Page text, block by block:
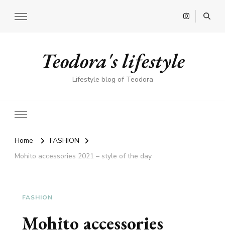
Teodora's lifestyle
Lifestyle blog of Teodora
Home
FASHION
Mohito accessories 2021 – style of the day
FASHION
Mohito accessories